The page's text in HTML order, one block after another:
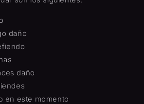
daño
daño
en este momento